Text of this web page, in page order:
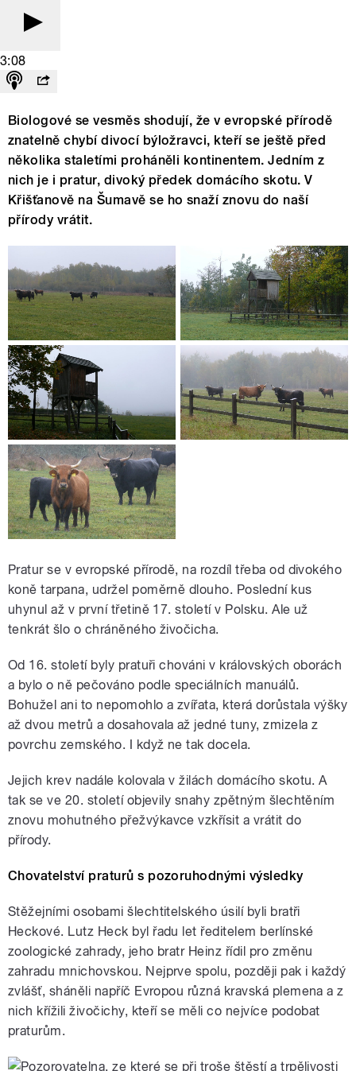
3:08
Biologové se vesměs shodují, že v evropské přírodě
znatelně chybí divocí býložravci, kteří se ještě před
několika staletími proháněli kontinentem. Jedním z
nich je i pratur, divoký předek domácího skotu. V
Křišťanově na Šumavě se ho snaží znovu do naší
přírody vrátit.
Pratur se v evropské přírodě, na rozdíl třeba od divokého
koně tarpana, udržel poměrně dlouho. Poslední kus
uhynul až v první třetině 17. století v Polsku. Ale už
tenkrát šlo o chráněného živočicha.
Od 16. století byly pratuři chováni v královských oborách
a bylo o ně pečováno podle speciálních manuálů.
Bohužel ani to nepomohlo a zvířata, která dorůstala výšky
až dvou metrů a dosahovala až jedné tuny, zmizela z
povrchu zemského. I když ne tak docela.
Jejich krev nadále kolovala v žilách domácího skotu. A
tak se ve 20. století objevily snahy zpětným šlechtěním
znovu mohutného přežvýkavce vzkřísit a vrátit do
přírody.
Chovatelství praturů s pozoruhodnými výsledky
Stěžejními osobami šlechtitelského úsilí byli bratři
Heckové. Lutz Heck byl řadu let ředitelem berlínské
zoologické zahrady, jeho bratr Heinz řídil pro změnu
zahradu mnichovskou. Nejprve spolu, později pak i každý
zvlášť, sháněli napříč Evropou různá kravská plemena a z
nich křížili živočichy, kteří se měli co nejvíce podobat
praturům.